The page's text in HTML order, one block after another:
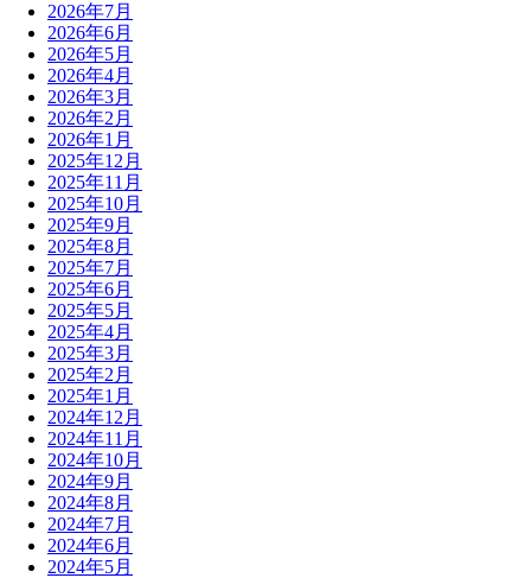
2026年7月
2026年6月
2026年5月
2026年4月
2026年3月
2026年2月
2026年1月
2025年12月
2025年11月
2025年10月
2025年9月
2025年8月
2025年7月
2025年6月
2025年5月
2025年4月
2025年3月
2025年2月
2025年1月
2024年12月
2024年11月
2024年10月
2024年9月
2024年8月
2024年7月
2024年6月
2024年5月